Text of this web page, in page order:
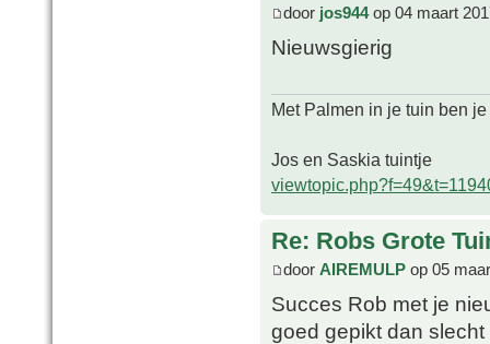
door jos944op 04 maart
Nieuwsgierig
Met Palmen in je tuin ben
Jos en Saskia tuintje
Re: Robs Grote
door AIREMULP op 05
Succes Rob met je
goed gepikt dan